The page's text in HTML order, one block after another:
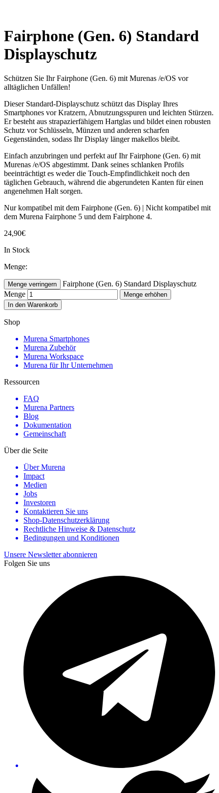
Fairphone (Gen. 6) Standard
Displayschutz
Schützen Sie Ihr Fairphone (Gen. 6) mit Murenas /e/OS vor
alltäglichen Unfällen!
Dieser Standard-Displayschutz schützt das Display Ihres
Smartphones vor Kratzern, Abnutzungsspuren und leichten Stürzen.
Er besteht aus strapazierfähigem Hartglas und bildet einen robusten
Schutz vor Schlüsseln, Münzen und anderen scharfen
Gegenständen, sodass Ihr Display länger makellos bleibt.
Einfach anzubringen und perfekt auf Ihr Fairphone (Gen. 6) mit
Murenas /e/OS abgestimmt. Dank seines schlanken Profils
beeinträchtigt es weder die Touch-Empfindlichkeit noch den
täglichen Gebrauch, während die abgerundeten Kanten für einen
angenehmen Halt sorgen.
Nur kompatibel mit dem Fairphone (Gen. 6) | Nicht kompatibel mit
dem Murena Fairphone 5 und dem Fairphone 4.
24,90€
In Stock
Menge:
Menge verringern
Fairphone (Gen. 6) Standard Displayschutz
Menge
Menge erhöhen
In den Warenkorb
Shop
Murena Smartphones
Murena Zubehör
Murena Workspace
Murena für Ihr Unternehmen
Ressourcen
FAQ
Murena Partners
Blog
Dokumentation
Gemeinschaft
Über die Seite
Über Murena
Impact
Medien
Jobs
Investoren
Kontaktieren Sie uns
Shop-Datenschutzerklärung
Rechtliche Hinweise & Datenschutz
Bedingungen und Konditionen
Unsere Newsletter abonnieren
Folgen Sie uns